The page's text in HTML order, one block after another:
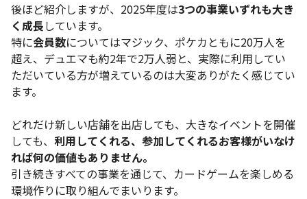
後ほど紹介しますが、2025年度は3つの事業いずれも大き
く成長しています。
特に会員数についてはマジック、ポケカともに20万人を
超え、デュエマも約2年で2万人弱と、実際に利用してい
ただいている方が増えているのは大変ありがたく感じてい
ます。
どれだけ新しい店舗を出店しても、大きなイベントを開催
しても、 利用してくれる、参加してくれるお客様がいなけ
れば何の価値もありません。
引き続きすべての事業を通じて、カードゲームを楽しめる
環境作りに取り組んでまいります。